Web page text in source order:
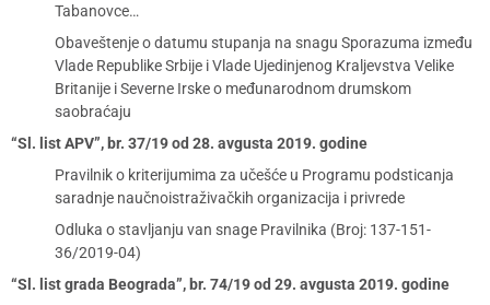
Tabanovce…
Obaveštenje o datumu stupanja na snagu Sporazuma između
Vlade Republike Srbije i Vlade Ujedinjenog Kraljevstva Velike
Britanije i Severne Irske o međunarodnom drumskom
saobraćaju
“Sl. list APV”, br. 37/19 od 28. avgusta 2019. godine
Pravilnik o kriterijumima za učešće u Programu podsticanja
saradnje naučnoistraživačkih organizacija i privrede
Odluka o stavljanju van snage Pravilnika (Broj: 137-151-
36/2019-04)
“Sl. list grada Beograda”, br. 74/19 od 29. avgusta 2019. godine